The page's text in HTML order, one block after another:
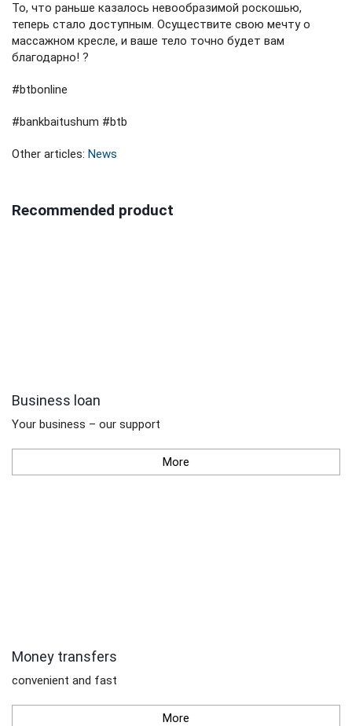
То, что раньше казалось невообразимой роскошью,
теперь стало доступным. Осуществите свою мечту о
массажном кресле, и ваше тело точно будет вам
благодарно! ?⁣⁣⠀⁣⁣⠀
#btbonline⁣⁣⠀
#bankbaitushum #btb
Other articles: News
Recommended product
Business loan
Your business – our support
More
Money transfers
convenient and fast
More